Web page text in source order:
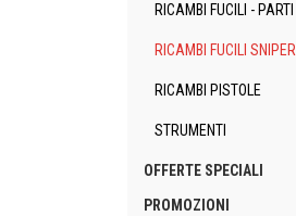
RICAMBI FUCILI -
RICAMBI FUCILI SNIPER
RICAMBI PISTOLE
STRUMENTI
OFFERTE SPECIALI
PROMOZIONI